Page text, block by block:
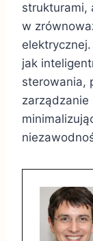
strukturami,
w
elektrycznej.
jak
sterowania,
zarządzanie